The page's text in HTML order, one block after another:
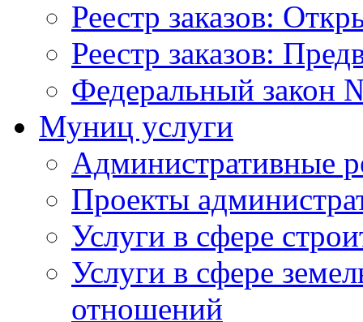
Реестр заказов:
Реестр заказов:
Федеральный закон
Муниц услуги
Административные
Проекты
Услуги в сфере
Услуги в сфере
отношений